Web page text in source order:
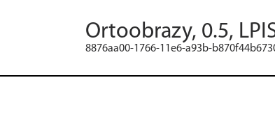
Ortoobrazy, 0.5,
8876aa00-1766-11e6-a93b-